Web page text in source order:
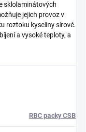
sklolaminátových
jejich provoz v
roztoku kyseliny sírové.
a vysoké teploty, a
RBC packy CSB